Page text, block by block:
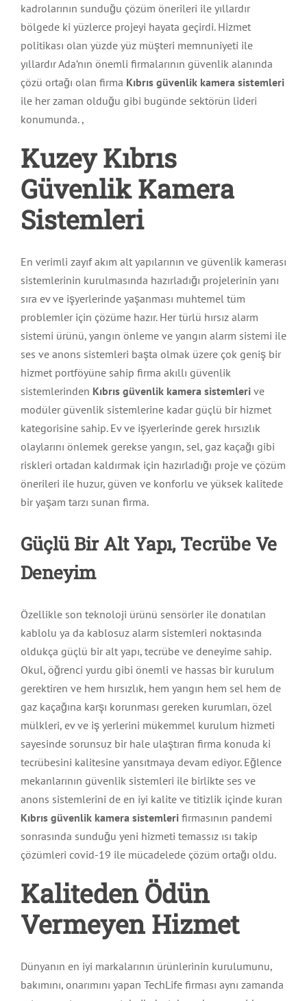
kadrolarının sunduğu çözüm önerileri ile yıllardır
bölgede ki yüzlerce projeyi hayata geçirdi. Hizmet
politikası olan yüzde yüz müşteri memnuniyeti ile
yıllardır Ada’nın önemli firmalarının güvenlik alanında
çözü ortağı olan firma Kıbrıs güvenlik kamera sistemleri
ile her zaman olduğu gibi bugünde sektörün lideri
konumunda. ,
Kuzey Kıbrıs
Güvenlik Kamera
Sistemleri
En verimli zayıf akım alt yapılarının ve güvenlik kamerası
sistemlerinin kurulmasında hazırladığı projelerinin yanı
sıra ev ve işyerlerinde yaşanması muhtemel tüm
problemler için çözüme hazır. Her türlü hırsız alarm
sistemi ürünü, yangın önleme ve yangın alarm sistemi ile
ses ve anons sistemleri başta olmak üzere çok geniş bir
hizmet portföyüne sahip firma akıllı güvenlik
sistemlerinden Kıbrıs güvenlik kamera sistemleri ve
modüler güvenlik sistemlerine kadar güçlü bir hizmet
kategorisine sahip. Ev ve işyerlerinde gerek hırsızlık
olaylarını önlemek gerekse yangın, sel, gaz kaçağı gibi
riskleri ortadan kaldırmak için hazırladığı proje ve çözüm
önerileri ile huzur, güven ve konforlu ve yüksek kalitede
bir yaşam tarzı sunan firma.
Güçlü Bir Alt Yapı, Tecrübe Ve
Deneyim
Özellikle son teknoloji ürünü sensörler ile donatılan
kablolu ya da kablosuz alarm sistemleri noktasında
oldukça güçlü bir alt yapı, tecrübe ve deneyime sahip.
Okul, öğrenci yurdu gibi önemli ve hassas bir kurulum
gerektiren ve hem hırsızlık, hem yangın hem sel hem de
gaz kaçağına karşı korunması gereken kurumları, özel
mülkleri, ev ve iş yerlerini mükemmel kurulum hizmeti
sayesinde sorunsuz bir hale ulaştıran firma konuda ki
tecrübesini kalitesine yansıtmaya devam ediyor. Eğlence
mekanlarının güvenlik sistemleri ile birlikte ses ve
anons sistemlerini de en iyi kalite ve titizlik içinde kuran
Kıbrıs güvenlik kamera sistemleri firmasının pandemi
sonrasında sunduğu yeni hizmeti temassız ısı takip
çözümleri covid-19 ile mücadelede çözüm ortağı oldu.
Kaliteden Ödün
Vermeyen Hizmet
Dünyanın en iyi markalarının ürünlerinin kurulumunu,
bakımını, onarımını yapan TechLife firması aynı zamanda